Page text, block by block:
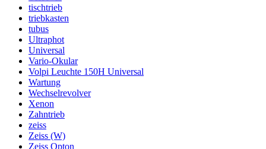
tischtrieb
triebkasten
tubus
Ultraphot
Universal
Vario-Okular
Volpi Leuchte 150H Universal
Wartung
Wechselrevolver
Xenon
Zahntrieb
zeiss
Zeiss (W)
Zeiss Opton